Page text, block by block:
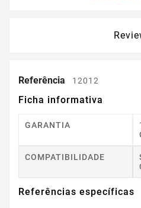
Referência 12012
Ficha informativa
GARANTIA
COMPATIBILIDADE
Referências específicas